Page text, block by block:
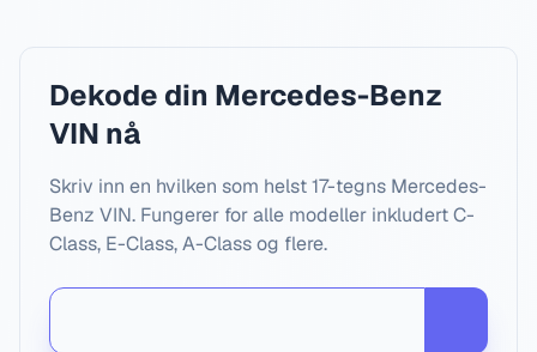
Dekode din Mercedes-Benz
VIN nå
Skriv inn en hvilken som helst 17-tegns Mercedes-
Benz VIN. Fungerer for alle modeller inkludert C-
Class, E-Class, A-Class og flere.